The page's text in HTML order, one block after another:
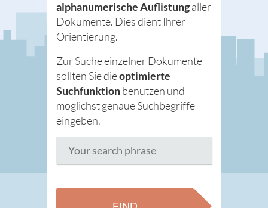
alphanumerische Auflistungaller
Dokumente. Dies dient Ihrer
Orientierung.
Zur Suche einzelner Dokumente
sollten Sie dieoptimierte
Suchfunktionbenutzen und
möglichst genaue Suchbegriffe
eingeben.